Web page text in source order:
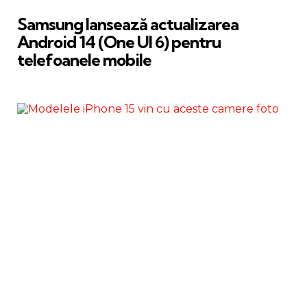
Samsung lansează actualizarea
Android 14 (One UI 6) pentru
telefoanele mobile